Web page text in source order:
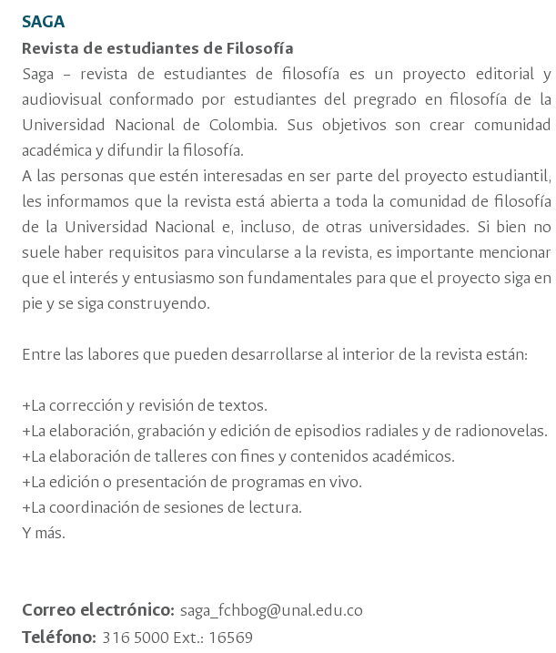
SAGA
Revista de estudiantes de Filosofía
Saga – revista de estudiantes de filosofía es un proyecto editorial y
audiovisual conformado por estudiantes del pregrado en filosofía de la
Universidad Nacional de Colombia. Sus objetivos son crear comunidad
académica y difundir la filosofía.
A las personas que estén interesadas en ser parte del proyecto estudiantil,
les informamos que la revista está abierta a toda la comunidad de filosofía
de la Universidad Nacional e, incluso, de otras universidades. Si bien no
suele haber requisitos para vincularse a la revista, es importante mencionar
que el interés y entusiasmo son fundamentales para que el proyecto siga en
pie y se siga construyendo.
Entre las labores que pueden desarrollarse al interior de la revista están:
+La corrección y revisión de textos.
+La elaboración, grabación y edición de episodios radiales y de radionovelas.
+La elaboración de talleres con fines y contenidos académicos.
+La edición o presentación de programas en vivo.
+La coordinación de sesiones de lectura.
Y más.
Correo electrónico: saga_fchbog@unal.edu.co
Teléfono: 316 5000 Ext.: 16569